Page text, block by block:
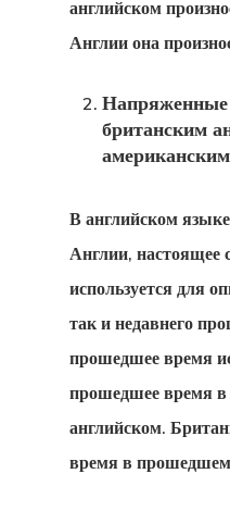
английском
Англии она
британским
В английском
Англии, настоящее
используется для
так и недавнего
прошедшее время
прошедшее время
английском.
время в